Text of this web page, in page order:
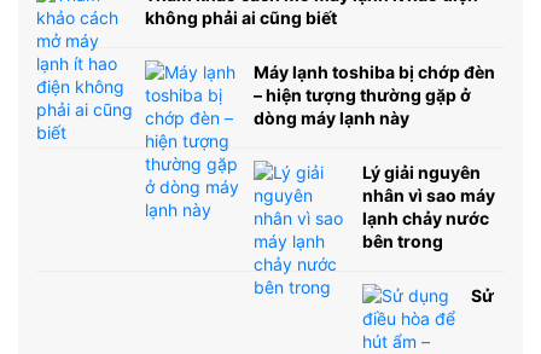
không phải ai cũng biết
Máy lạnh toshiba bị chớp đèn
– hiện tượng thường gặp ở
dòng máy lạnh này
Lý giải nguyên
nhân vì sao máy
lạnh chảy nước
bên trong
Sử